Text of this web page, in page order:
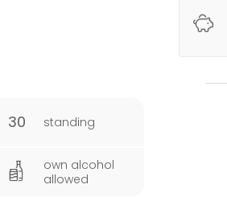
30 standing
own alcohol
allowed